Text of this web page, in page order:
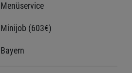
Menüservice
Minijob (603€)
Bayern